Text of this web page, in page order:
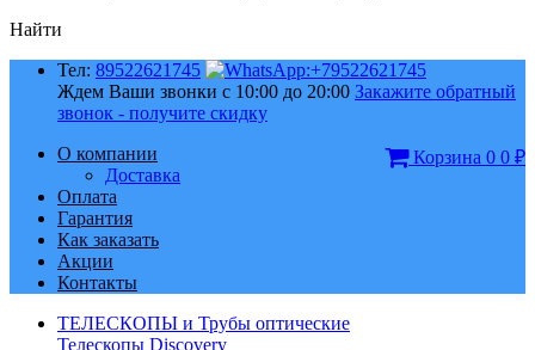
Найти
Тел: 89522621745
Ждем Ваши звонки с 10:00 до 20:00 Закажите обратный
звонок - получите скидку
Корзина 0 0 ₽
О компании
Доставка
Оплата
Гарантия
Как заказать
Акции
Контакты
ТЕЛЕСКОПЫ и Трубы оптические
Телескопы Discovery